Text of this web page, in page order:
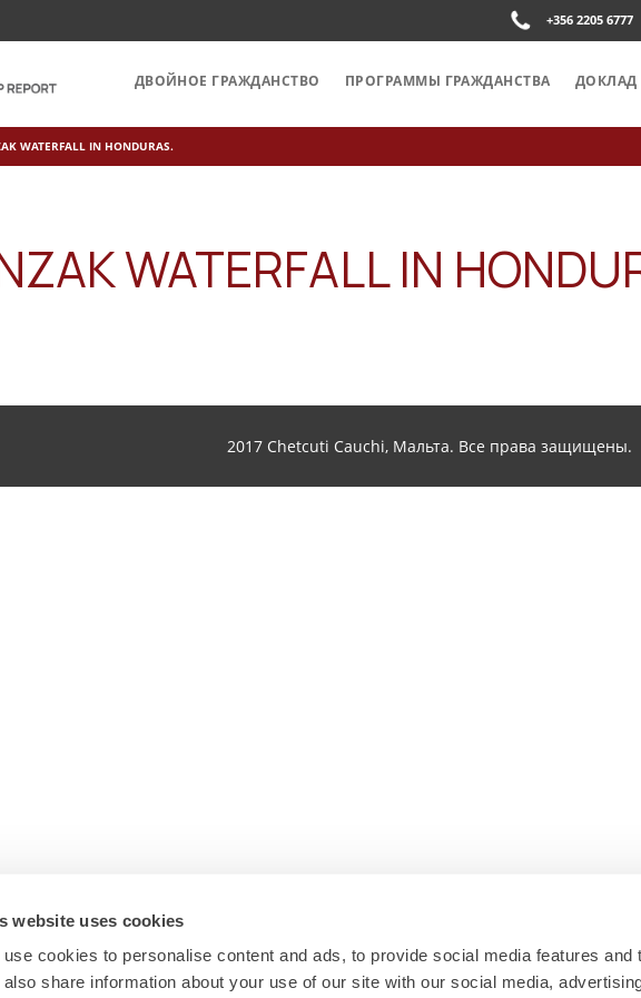
website uses cookies
use cookies to personalise content and ads, to provide social media features and
also share information about your use of our site with our social media,
+356 2205 6777
ДВОЙНОЕ ГРАЖДАНСТВО ПРОГРАММЫ ГРАЖДАНСТВА ДОКЛАД
WATERFALL IN HONDURAS.
WATERFALL IN
2017 Chetcuti Cauchi, Мальта. Все права защищены.